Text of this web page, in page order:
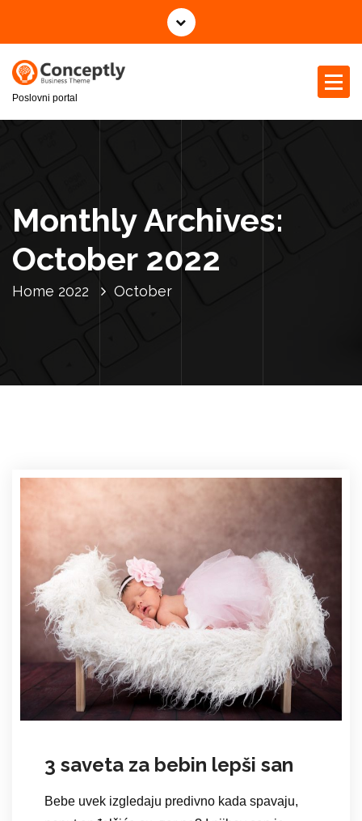
i
Poslovni portal
Monthly Archives:
October 2022
Home 2022 October
3 saveta za bebin lepši san
Bebe uvek izgledaju predivno kada spavaju,